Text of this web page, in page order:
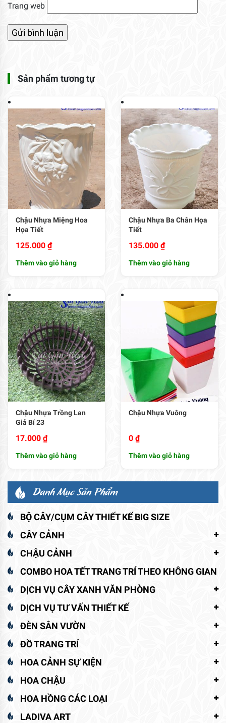
Trang web
Sản phẩm tương tự
Chậu Nhựa Miệng Hoa
Họa Tiết
125.000 ₫
Thêm vào giỏ hàng
Chậu Nhựa Ba Chân Họa
Tiết
135.000 ₫
Thêm vào giỏ hàng
Chậu Nhựa Trồng Lan
Giả Bí 23
17.000 ₫
Thêm vào giỏ hàng
Chậu Nhựa Vuông
0 ₫
Thêm vào giỏ hàng
Danh Mục Sản Phẩm
BỘ CÂY/CỤM CÂY THIẾT KẾ BIG SIZE
CÂY CẢNH
CHẬU CẢNH
COMBO HOA TẾT TRANG TRÍ THEO KHÔNG GIAN
DỊCH VỤ CÂY XANH VĂN PHÒNG
DỊCH VỤ TƯ VẤN THIẾT KẾ
ĐÈN SÂN VƯỜN
ĐỒ TRANG TRÍ
HOA CẢNH SỰ KIỆN
HOA CHẬU
HOA HỒNG CÁC LOẠI
LADIVA ART